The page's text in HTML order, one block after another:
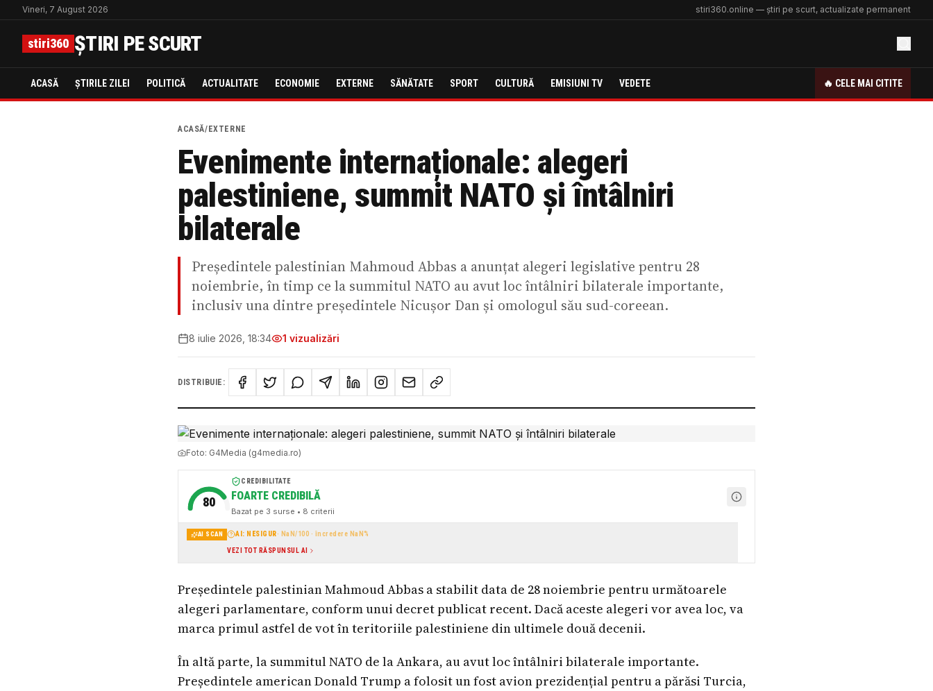
Vineri, 7 August 2026 stiri360.online — știri pe scurt, actualizate permanent
stiri360 ȘTIRI PE SCURT
ACASĂ ȘTIRILE ZILEI POLITICĂ ACTUALITATE ECONOMIE EXTERNE SĂNĂTATE SPORT CULTURĂ EMISIUNI TV VEDETE 🔥 CELE MAI CITITE
ACASĂ/ EXTERNE
Evenimente internaționale: alegeri
palestiniene, summit NATO și întâlniri
bilaterale
Președintele palestinian Mahmoud Abbas a anunțat alegeri legislative pentru 28
noiembrie, în timp ce la summitul NATO au avut loc întâlniri bilaterale importante,
inclusiv una dintre președintele Nicușor Dan și omologul său sud-coreean.
8 iulie 2026, 18:34 1 vizualizări
DISTRIBUIE:
Foto: G4Media (g4media.ro)
80
CREDIBILITATE
FOARTE CREDIBILĂ
Bazat pe 3 surse • 8 criterii
AI SCAN AI: NESIGUR· NaN/100 · încredere NaN%
VEZI TOT RĂSPUNSUL AI
Președintele palestinian Mahmoud Abbas a stabilit data de 28 noiembrie pentru următoarele
alegeri parlamentare, conform unui decret publicat recent. Dacă aceste alegeri vor avea loc, va
marca primul astfel de vot în teritoriile palestiniene din ultimele două decenii.
În altă parte, la summitul NATO de la Ankara, au avut loc întâlniri bilaterale importante.
Președintele american Donald Trump a folosit un fost avion prezidențial pentru a părăsi Turcia,